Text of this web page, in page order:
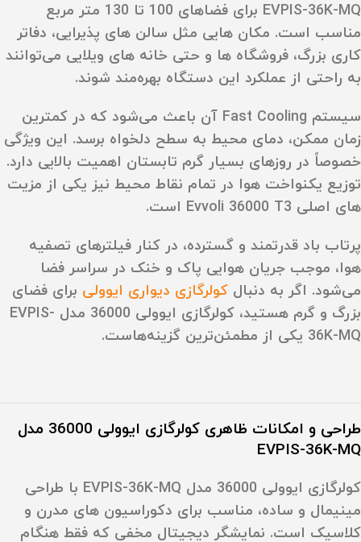
EVPIS-36K-MQ برای فضاهای
100 تا 130
متر مربع
مناسب است. مکان‌ هایی مثل سالن‌ های پذیرایی، دفاتر
کاری بزرگ، فروشگاه‌ ها و حتی خانه‌ های ویلایی می‌توانند
به راحتی از عملکرد این دستگاه بهره‌مند شوند.
سیستم Fast Cooling آن باعث می‌شود که در کمترین
زمان ممکن، دمای محیط به سطح دلخواه برسد. این ویژگی
خصوصاً در روزهای بسیار گرم تابستان اهمیت بالایی دارد.
توزیع یکنواخت هوا در تمام نقاط محیط نیز یکی از مزیت‌
های اصلی Evvoli 36000 T3 است.
پرتاب باد قدرتمند و گسترده، در کنار فیلترهای تصفیه
هوا، موجب جریان هوایی پاک و خنک در سراسر فضا
می‌شود. اگر به دنبال کولرگازی دیواری ایوولی برای فضای
بزرگ و گرم هستید، کولرگازی ایوولی 36000 مدل EVPIS-
36K-MQ یکی از مطمئن‌ترین گزینه‌هاست.
طراحی و امکانات ظاهری کولرگازی ایوولی 36000 مدل
EVPIS-36K-MQ
کولرگازی ایوولی 36000 مدل EVPIS-36K-MQ با طراحی
مینیمال و ساده، مناسب برای دکوراسیون‌ های مدرن و
کلاسیک است. نمایشگر دیجیتال مخفی که فقط هنگام